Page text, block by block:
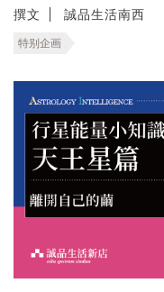
撰文 誠品生活南西
特别企画